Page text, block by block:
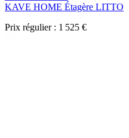
KAVE HOME Étagère LITTO
Prix régulier : 1 525 €